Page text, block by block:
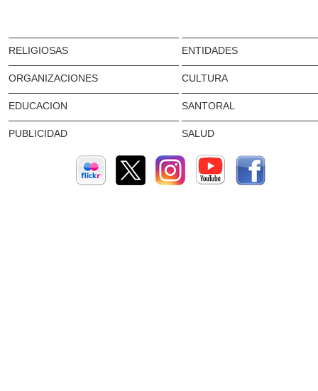
RELIGIOSAS ENTIDADES
ORGANIZACIONES CULTURA
EDUCACION SANTORAL
PUBLICIDAD SALUD